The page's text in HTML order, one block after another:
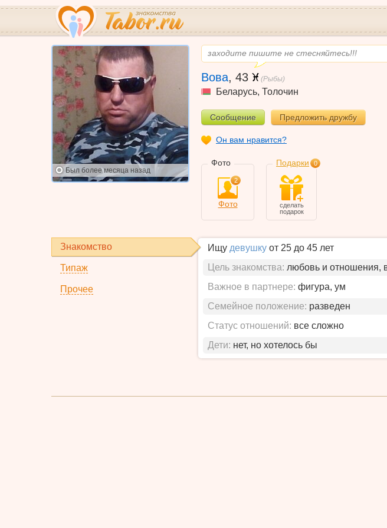
заходите пишите не стесняйтесь!!!
Был более месяца назад
Вова, 43 (Рыбы)
Беларусь, Толочин
Сообщение Предложить дружбу
Он вам нравится?
Фото
2
Фото
Подарки 0
сделать
подарок
Знакомство
Типаж
Прочее
Ищу девушку от 25 до 45 лет
Цель знакомства: любовь и отношения,
Важное в партнере: фигура, ум
Семейное положение: разведен
Статус отношений: все сложно
Дети: нет, но хотелось бы